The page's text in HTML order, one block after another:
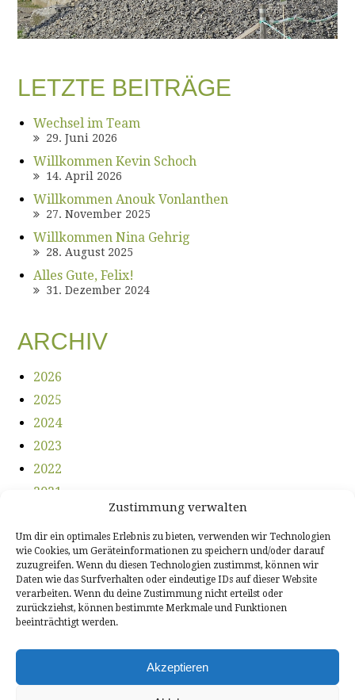
Zustimmung verwalten
Um dir ein optimales Erlebnis zu bieten, verwenden wir Technologien
wie Cookies, um Geräteinformationen zu speichern und/oder darauf
zuzugreifen. Wenn du diesen Technologien zustimmst, können wir
Daten wie das Surfverhalten oder eindeutige IDs auf dieser Website
verarbeiten. Wenn du deine Zustimmung nicht erteilst oder
zurückziehst, können bestimmte Merkmale und Funktionen
beeinträchtigt werden.
Akzeptieren
LETZTE BEITRÄGE
Wechsel im Team
29. Juni 2026
Willkommen Kevin Schoch
14. April 2026
Willkommen Anouk Vonlanthen
27. November 2025
Willkommen Nina Gehrig
28. August 2025
Alles Gute, Felix!
31. Dezember 2024
ARCHIV
2026
2025
2024
2023
2022
2021
2019
2018
2017
2016
2015
2014